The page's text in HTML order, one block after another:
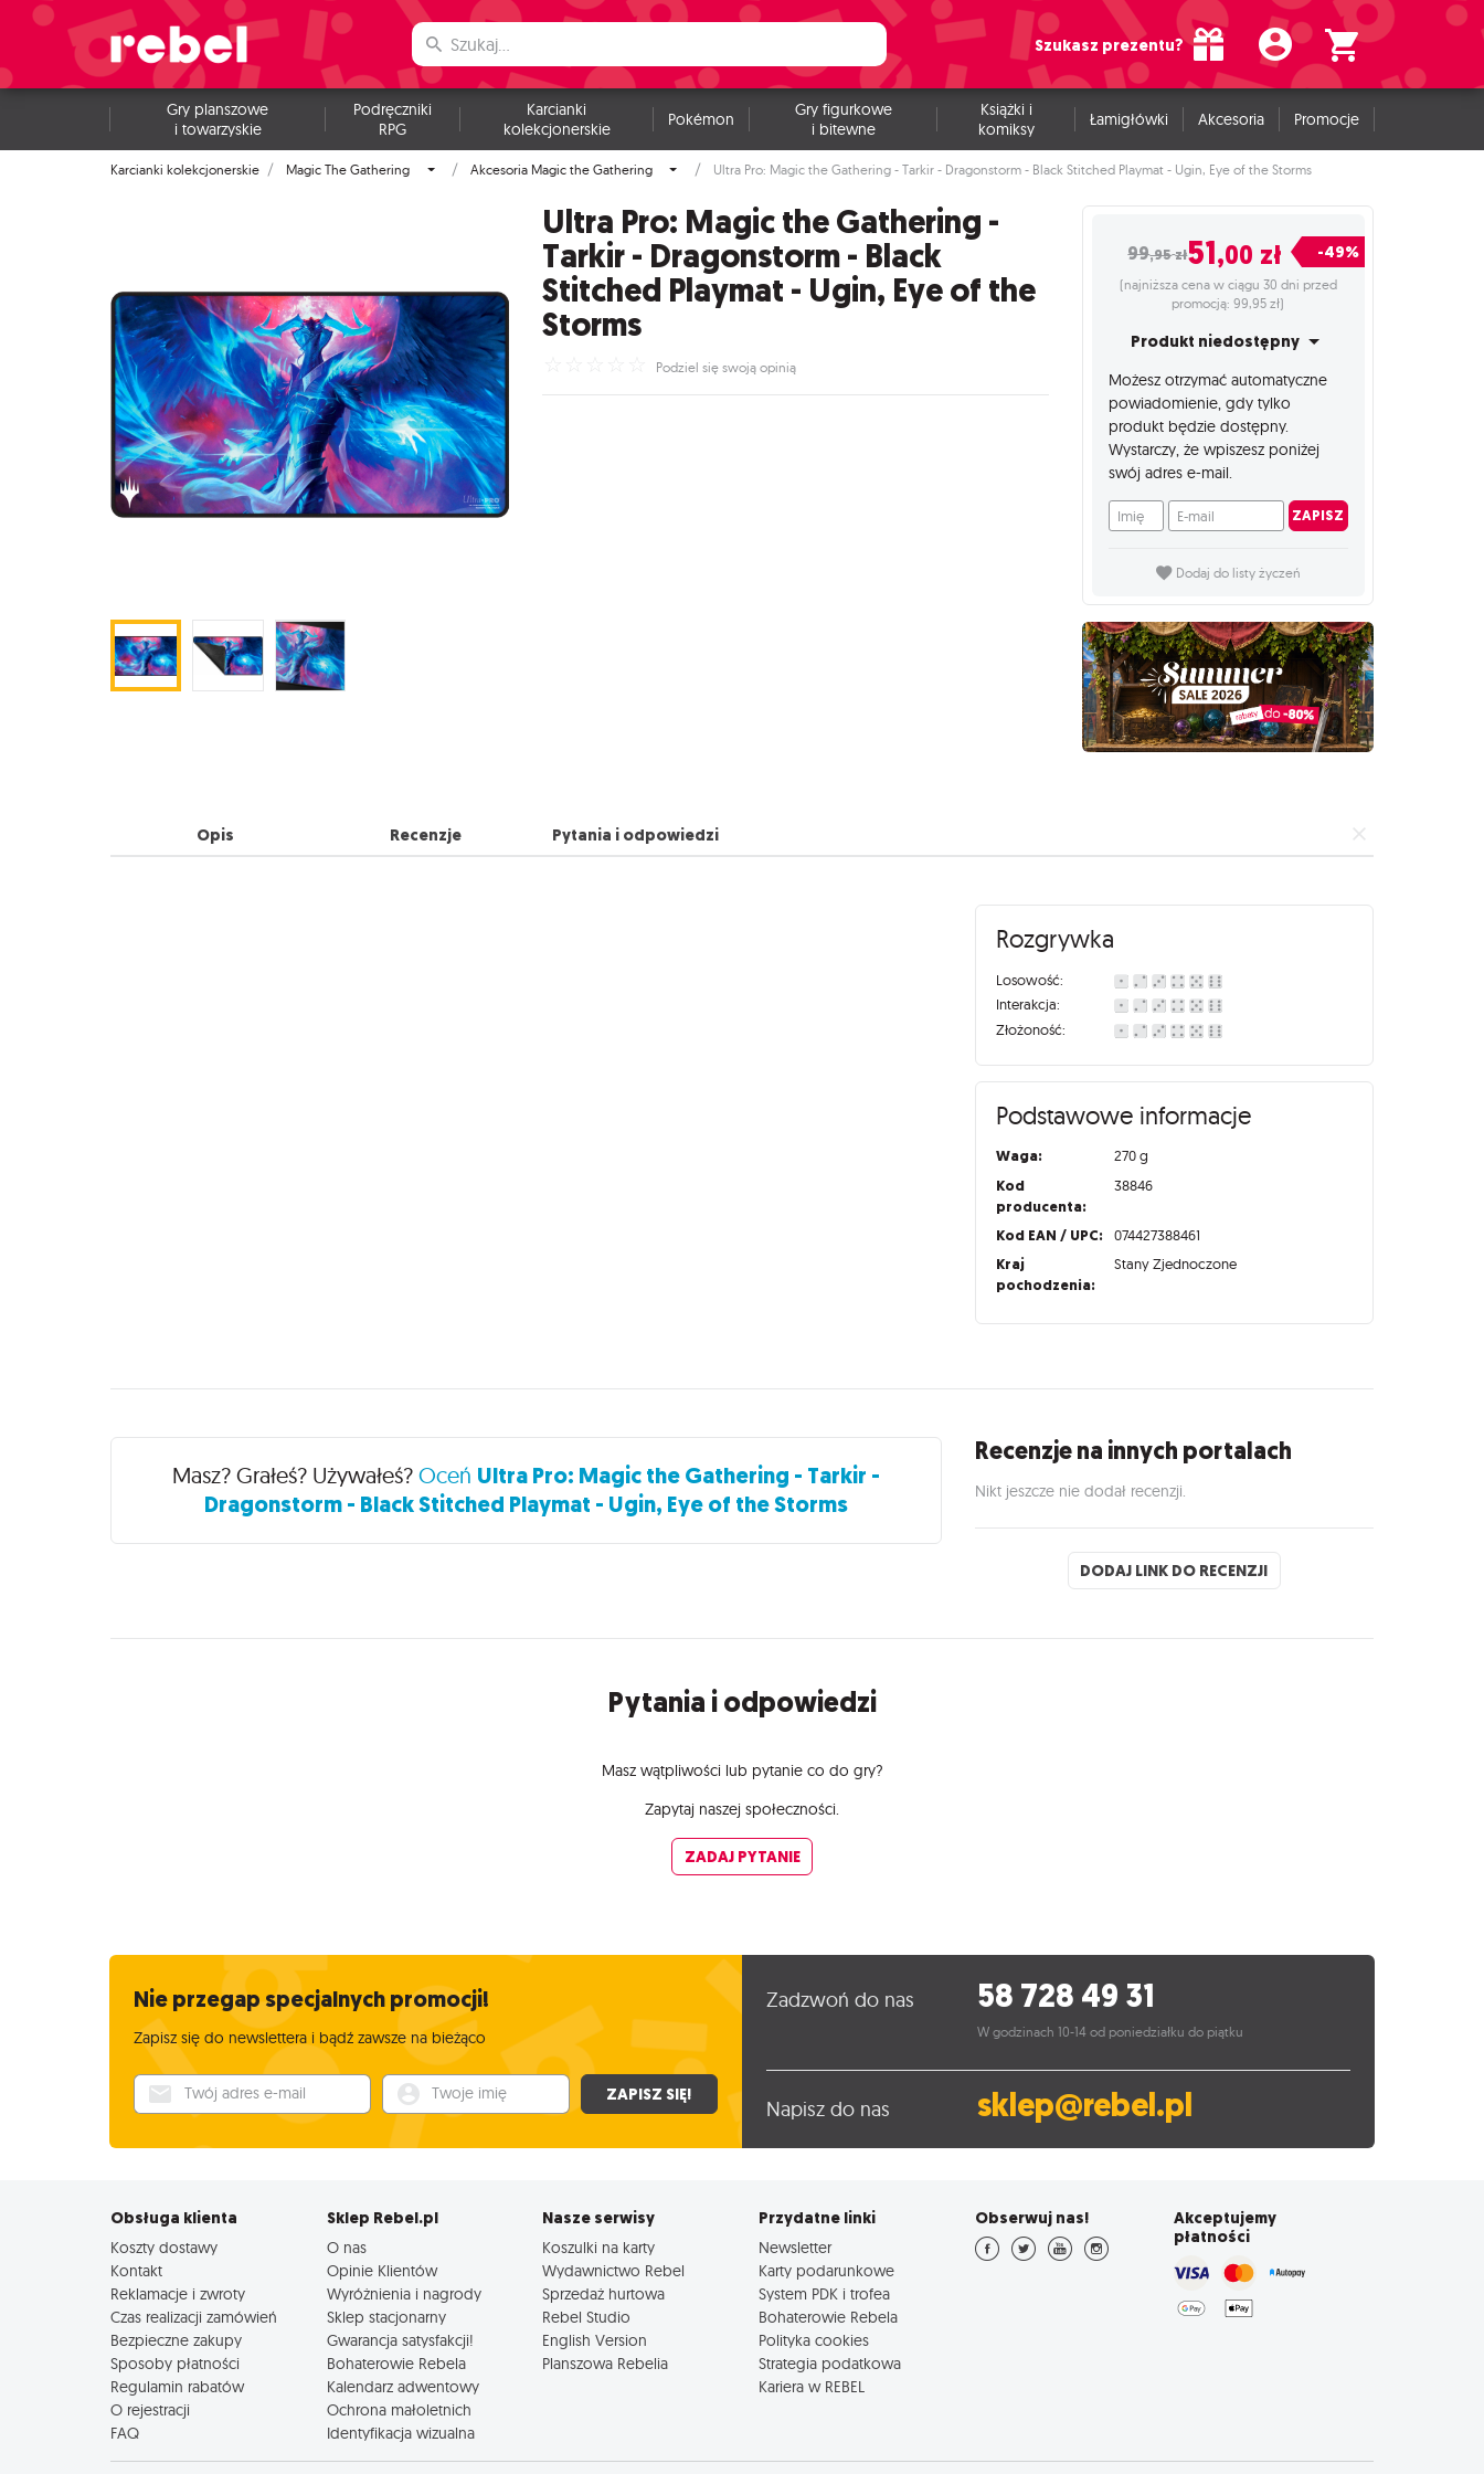
Szukasz prezentu?
Gry planszowe
i towarzyskie
Podręczniki
RPG
Karcianki
kolekcjonerskie
Pokémon
Gry figurkowe
i bitewne
Książki i
komiksy
Łamigłówki Akcesoria Promocje
Karcianki kolekcjonerskie Magic The Gathering Akcesoria Magic the Gathering Ultra Pro: Magic the Gathering - Tarkir - Dragonstorm - Black Stitched Playmat - Ugin, Eye of the Storms
Ultra Pro: Magic the Gathering -
Tarkir - Dragonstorm - Black
Stitched Playmat - Ugin, Eye of the
Storms
Podziel się swoją opinią
99,95zł51,00 zł -49%
(najniższa cena w ciągu 30 dni przed
promocją: 99,95 zł)
Produkt niedostępny
Możesz otrzymać automatyczne
powiadomienie, gdy tylko
produkt będzie dostępny.
Wystarczy, że wpiszesz poniżej
swój adres e-mail.
Imię E-mail ZAPISZ
Dodaj do listy życzeń
Opis Recenzje Pytania i odpowiedzi
Rozgrywka
Losowość:
Interakcja:
Złożoność:
Podstawowe informacje
Waga: 270 g
Kod
producenta:
38846
Kod EAN / UPC: 074427388461
Kraj
pochodzenia:
Stany Zjednoczone
Recenzje
Masz? Grałeś? Używałeś? Oceń Ultra Pro: Magic the Gathering - Tarkir -
Dragonstorm - Black Stitched Playmat - Ugin, Eye of the Storms
Recenzje na innych portalach
Nikt jeszcze nie dodał recenzji.
DODAJ LINK DO RECENZJI
Pytania i odpowiedzi
Masz wątpliwości lub pytanie co do gry?
Zapytaj naszej społeczności.
ZADAJ PYTANIE
Nie przegap specjalnych promocji!
Zapisz się do newslettera i bądź zawsze na bieżąco
Twój adres e-mail Twoje imię ZAPISZ SIĘ!
Zadzwoń do nas 58 728 49 31
W godzinach 10-14 od poniedziałku do piątku
Napisz do nas sklep@rebel.pl
Obsługa klienta
Koszty dostawy
Kontakt
Reklamacje i zwroty
Czas realizacji zamówień
Bezpieczne zakupy
Sposoby płatności
Regulamin rabatów
O rejestracji
FAQ
Sklep Rebel.pl
O nas
Opinie Klientów
Wyróżnienia i nagrody
Sklep stacjonarny
Gwarancja satysfakcji!
Bohaterowie Rebela
Kalendarz adwentowy
Ochrona małoletnich
Identyfikacja wizualna
Nasze serwisy
Koszulki na karty
Wydawnictwo Rebel
Sprzedaż hurtowa
Rebel Studio
English Version
Planszowa Rebelia
Przydatne linki
Newsletter
Karty podarunkowe
System PDK i trofea
Bohaterowie Rebela
Polityka cookies
Strategia podatkowa
Kariera w REBEL
Obserwuj nas!
Akceptujemy
płatności